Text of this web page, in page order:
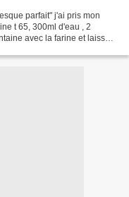
parfait" j'ai pris mon
t 65, 300ml d'eau , 2
avec la farine et laisser